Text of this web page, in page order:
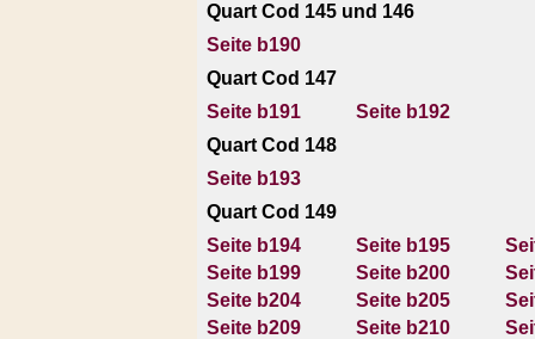
Quart Cod 145 und 146
Seite b190
Quart Cod 147
Seite b191
Seite b192
Quart Cod 148
Seite b193
Quart Cod 149
Seite b194
Seite b195
Seite b199
Seite b200
Seite b204
Seite b205
Seite b209
Seite b210